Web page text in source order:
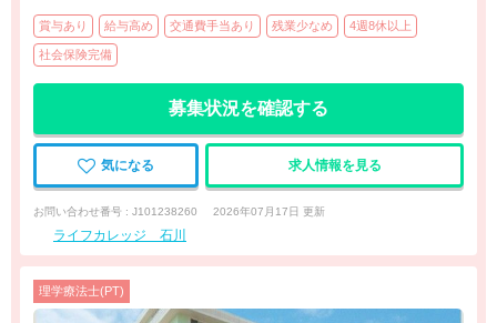
賞与あり 給与高め 交通費手当あり 残業少なめ 4週8休以上
社会保険完備
募集状況を確認する
気になる 求人情報を見る
お問い合わせ番号 : J101238260 2026年07月17日 更新
ライフカレッジ 石川
理学療法士(PT)